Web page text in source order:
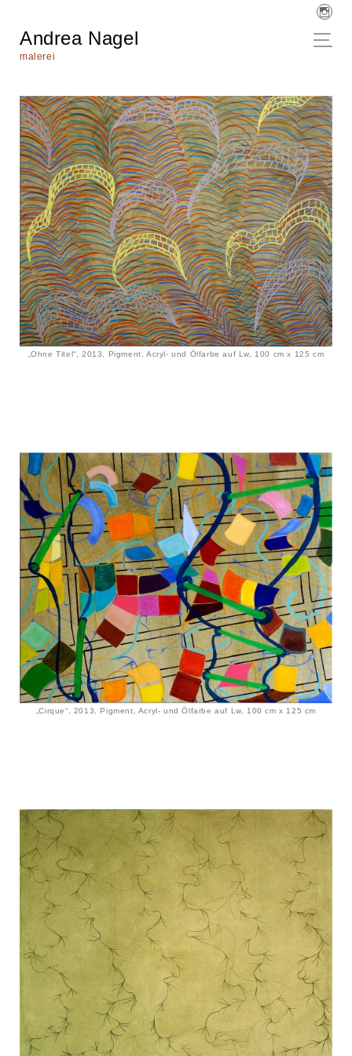
Andrea Nagel
malerei
„Ohne Titel“, 2013, Pigment, Acryl- und Ölfarbe auf Lw, 100 cm x 125 cm
„Cirque“, 2013, Pigment, Acryl- und Ölfarbe auf Lw, 100 cm x 125 cm